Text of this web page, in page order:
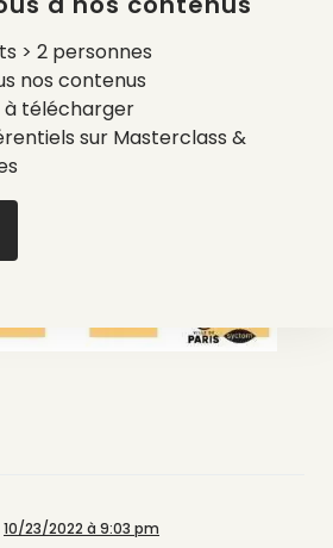
10/23/2022 à 9:03 pm
> 2 personnes
nos contenus
à télécharger
sur Masterclass &